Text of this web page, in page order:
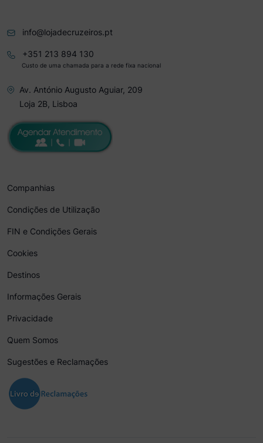
info@lojadecruzeiros.pt
+351 213 894 130
Custo de uma chamada para a rede fixa nacional
Av. António Augusto Aguiar, 209
Loja 2B, Lisboa
Companhias
Condições de Utilização
FIN e Condições Gerais
Cookies
Destinos
Informações Gerais
Privacidade
Quem Somos
Sugestões e Reclamações